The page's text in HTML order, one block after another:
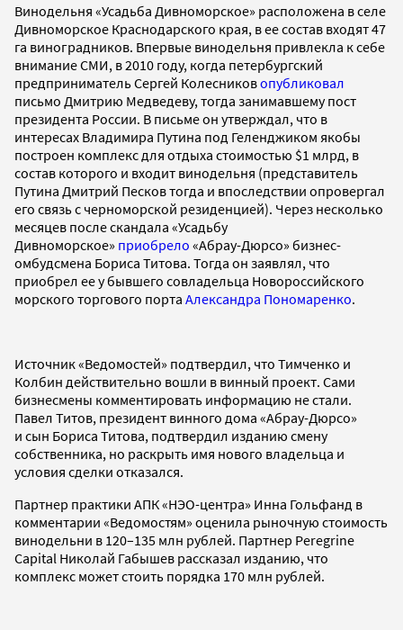
Винодельня «Усадьба Дивноморское» расположена в селе
Дивноморское Краснодарского края, в ее состав входят 47
га виноградников. Впервые винодельня привлекла к себе
внимание СМИ, в 2010 году, когда петербургский
предприниматель Сергей Колесниковопубликовал
письмо Дмитрию Медведеву, тогда занимавшему пост
президента России. В письме он утверждал, что в
интересах Владимира Путина под Геленджиком якобы
построен комплекс для отдыха стоимостью $1 млрд, в
состав которого и входит винодельня (представитель
Путина Дмитрий Песков тогда и впоследствии опровергал
его связь с черноморской резиденцией). Через несколько
месяцев после скандала «Усадьбу
Дивноморское» приобрело «Абрау-Дюрсо» бизнес-
омбудсмена Бориса Титова. Тогда он заявлял, что
приобрел ее у бывшего совладельца Новороссийского
морского торгового порта Александра Пономаренко.
Источник «Ведомостей» подтвердил, что Тимченко и
Колбин действительно вошли в винный проект. Сами
бизнесмены комментировать информацию не стали.
Павел Титов, президент винного дома «Абрау-Дюрсо»
и сын Бориса Титова, подтвердил изданию смену
собственника, но раскрыть имя нового владельца и
условия сделки отказался.
Партнер практики АПК «НЭО-центра» Инна Гольфанд в
комментарии «Ведомостям» оценила рыночную стоимость
винодельни в 120–135 млн рублей. Партнер Peregrine
Capital Николай Габышев рассказал изданию, что
комплекс может стоить порядка 170 млн рублей.